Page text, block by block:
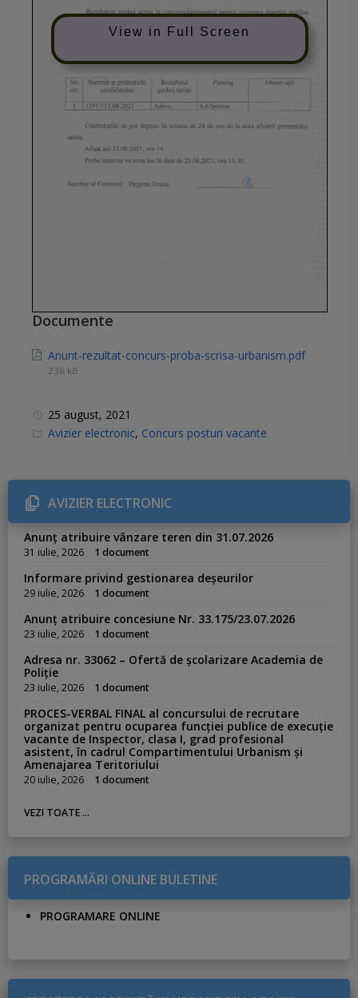
View in Full Screen
Documente
Anunt-rezultat-concurs-proba-scrisa-urbanism.pdf
236 kB
25 august, 2021
C
g
r
i
e
s
Avizier electronic, Concurs posturi vacante
AVIZIER ELECTRONIC
Anunț atribuire vânzare teren din 31.07.2026
31 iulie, 2026 1 document
Informare privind gestionarea deșeurilor
29 iulie, 2026 1 document
Anunț atribuire concesiune Nr. 33.175/23.07.2026
23 iulie, 2026 1 document
Adresa nr. 33062 – Ofertă de școlarizare Academia de
Poliție
23 iulie, 2026 1 document
PROCES-VERBAL FINAL al concursului de recrutare
organizat pentru ocuparea funcției publice de execuție
vacante de Inspector, clasa I, grad profesional
asistent, în cadrul Compartimentului Urbanism și
Amenajarea Teritoriului
20 iulie, 2026 1 document
VEZI TOATE ...
PROGRAMĂRI ONLINE BULETINE
PROGRAMARE ONLINE